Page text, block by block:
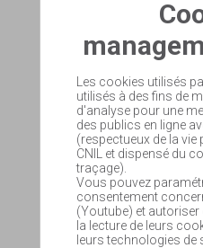
Les cookies utilisés
utilisés à des fins de
d'analyse pour une
des publics en ligne
(respectueux de la vie
CNIL et dispensé du
traçage).
Vous pouvez
consentement
(Youtube) et
la lecture de leurs
leurs technologies de